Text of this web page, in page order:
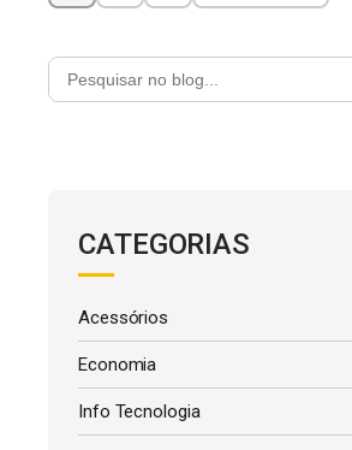
CATEGORIAS
Acessórios
Economia
Info Tecnologia